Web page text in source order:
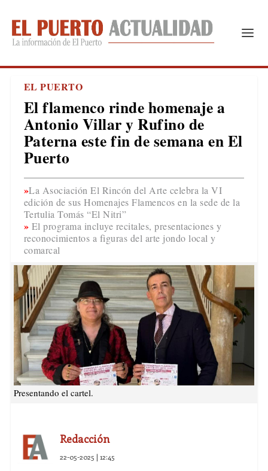
EL PUERTO
El flamenco rinde homenaje a
Antonio Villar y Rufino de
Paterna este fin de semana en El
Puerto
La Asociación El Rincón del Arte celebra la VI
edición de sus Homenajes Flamencos en la sede de la
Tertulia Tomás “El Nitri”
El programa incluye recitales, presentaciones y
reconocimientos a figuras del arte jondo local y
comarcal
Presentando el cartel.
Redacción
22-05-2025 | 12:45